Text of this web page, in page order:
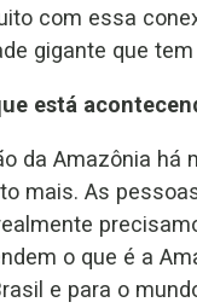
com essa
gigante que
está
da Amazônia
mais. As
o que é a
e para o